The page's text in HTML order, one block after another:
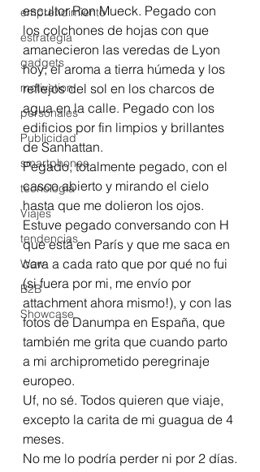
emprendimiento
estrategia
gadgets
motivation
personales
Publicidad
smartphones
tecnología
Viajes
tendencias
Wow
B2B
Showcase
escultor Ron Mueck. Pegado con
los colchones de hojas con que
amanecieron las veredas de Lyon
hoy; el aroma a tierra húmeda y los
reflejos del sol en los charcos de
agua en la calle. Pegado con los
edificios por fin limpios y brillantes
de Sanhattan.
Pegado, totalmente pegado, con el
casco abierto y mirando el cielo
hasta que me dolieron los ojos.
Estuve pegado conversando con H
que está en París y que me saca en
cara a cada rato que por qué no fui
(si fuera por mi, me envío por
attachment ahora mismo!), y con las
fotos de Danumpa en España, que
también me grita que cuando parto
a mi archiprometido peregrinaje
europeo.
Uf, no sé. Todos quieren que viaje,
excepto la carita de mi guagua de 4
meses.
No me lo podría perder ni por 2 días.